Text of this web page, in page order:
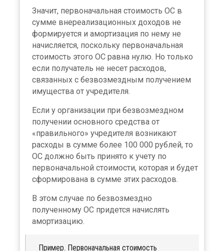
Значит, первоначальная стоимость ОС в
сумме внереализационных доходов не
формируется и амортизация по нему не
начисляется, поскольку первоначальная
стоимость этого ОС равна нулю. Но только
если получатель не несет расходов,
связанных с безвозмездным получением
имущества от учредителя.
Если у организации при безвозмездном
получении основного средства от
«правильного» учредителя возникают
расходы в сумме более 100 000 рублей, то
ОС должно быть принято к учету по
первоначальной стоимости, которая и будет
сформирована в сумме этих расходов.
В этом случае по безвозмездно
полученному ОС придется начислять
амортизацию.
Пример. Первоначальная стоимость